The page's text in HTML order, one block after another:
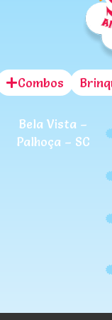
Combos
Bela Vista –
Palhoça – SC